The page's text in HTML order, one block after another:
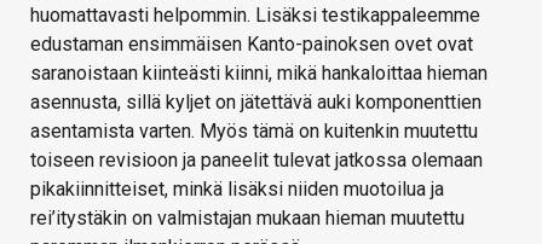
huomattavasti helpommin. Lisäksi testikappaleemme
edustaman ensimmäisen Kanto-painoksen ovet ovat
saranoistaan kiinteästi kiinni, mikä hankaloittaa hieman
asennusta, sillä kyljet on jätettävä auki komponenttien
asentamista varten. Myös tämä on kuitenkin muutettu
toiseen revisioon ja paneelit tulevat jatkossa olemaan
pikakiinnitteiset, minkä lisäksi niiden muotoilua ja
rei’itystäkin on valmistajan mukaan hieman muutettu